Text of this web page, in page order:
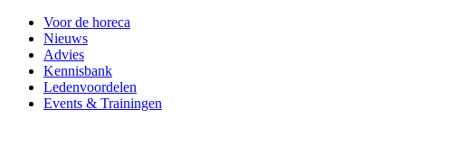
Voor de horeca
Nieuws
Advies
Kennisbank
Ledenvoordelen
Events & Trainingen